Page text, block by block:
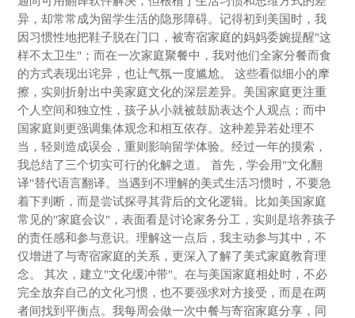
异，却常常成为留学生活的隐形障碍。记得初到美国时，我
因习惯性地把鞋子脱在门口，被寄宿家庭的妈妈委婉提醒"这
样不太卫生"；而在一次家庭聚餐中，我对他们全家分餐而食
的方式表现出诧异，也让气氛一度尴尬。 这些看似细小的摩
擦，实则折射出中美家庭文化的深层差异。美国家庭更注重
个人空间和独立性，孩子从小就被鼓励表达个人观点；而中
国家庭则更强调集体观念和相互依存。这种差异若处理不
当，轻则造成误会，重则影响留学体验。经过一年的摸索，
我总结了三个切实可行的化解之道。 首先，学会用"文化翻
译"替代语言翻译。当遇到不理解的美式生活习惯时，不要急
着下判断，而是尝试探寻其背后的文化逻辑。比如美国家庭
常见的"家庭会议"，表面看是讨论家务分工，实则是培养孩子
的责任感和参与意识。理解这一点后，我主动参与其中，不
仅增进了与寄宿家庭的关系，更深入了解了美式家庭教育理
念。 其次，建立"文化缓冲带"。在与美国家庭相处时，不必
完全放弃自己的文化习惯，也不要强求对方接受，而是在两
者间找到平衡点。我每周会做一次中餐与寄宿家庭分享，同